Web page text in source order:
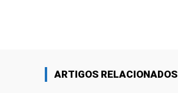
ARTIGOS RELACIONADOS